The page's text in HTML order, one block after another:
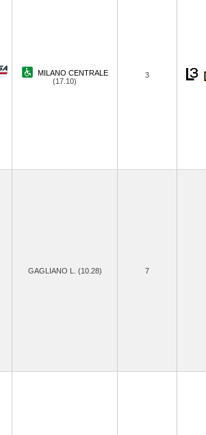
MILANO CENTRALE
(17.10)
3
GAGLIANO L. (10.28) 7